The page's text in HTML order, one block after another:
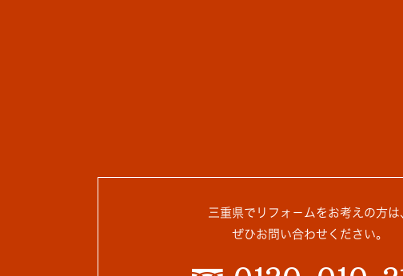
三重県でリフォ－ムをお考えの方は
ぜひお問い合わせください。